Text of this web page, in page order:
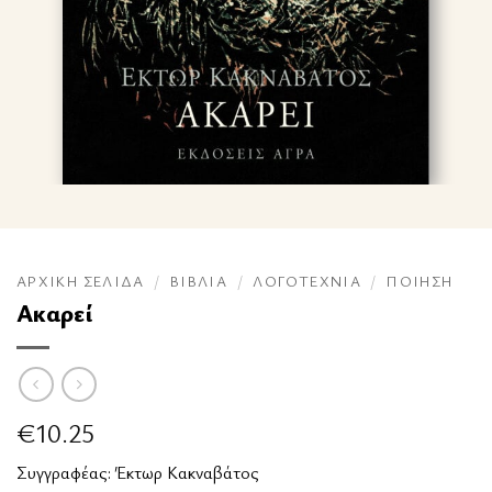
ΑΡΧΙΚΉ ΣΕΛΊΔΑ / ΒΙΒΛΊΑ / ΛΟΓΟΤΕΧΝΊΑ / ΠΟΊΗΣΗ
Ακαρεί
€10.25
Συγγραφέας:Έκτωρ Κακναβάτος